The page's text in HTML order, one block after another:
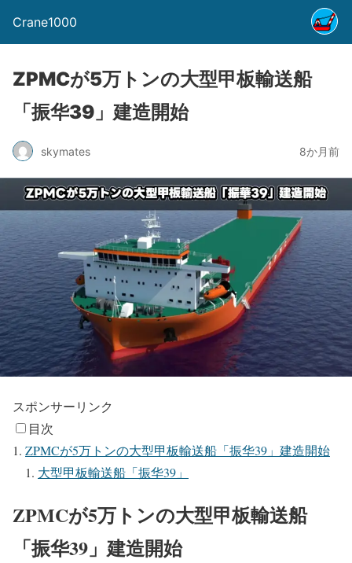
Crane1000
ZPMCが5万トンの大型甲板輸送船
「振华39」建造開始
skymates 8か月前
スポンサーリンク
目次
ZPMCが5万トンの大型甲板輸送船「振华39」建造開始
大型甲板輸送船「振华39」
ZPMCが5万トンの大型甲板輸送船
「振华39」建造開始